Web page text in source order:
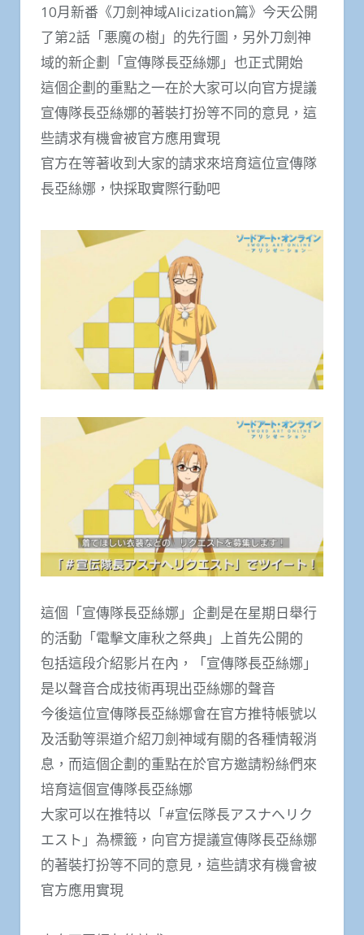
10月新番《刀劍神域Alicization篇》今天公開
了第2話「悪魔の樹」的先行圖，另外刀劍神
域的新企劃「宣傳隊長亞絲娜」也正式開始
這個企劃的重點之一在於大家可以向官方提議
宣傳隊長亞絲娜的著裝打扮等不同的意見，這
些請求有機會被官方應用實現
官方在等著收到大家的請求來培育這位宣傳隊
長亞絲娜，快採取實際行動吧
這個「宣傳隊長亞絲娜」企劃是在星期日舉行
的活動「電擊文庫秋之祭典」上首先公開的
包括這段介紹影片在內，「宣傳隊長亞絲娜」
是以聲音合成技術再現出亞絲娜的聲音
今後這位宣傳隊長亞絲娜會在官方推特帳號以
及活動等渠道介紹刀劍神域有關的各種情報消
息，而這個企劃的重點在於官方邀請粉絲們來
培育這個宣傳隊長亞絲娜
大家可以在推特以「#宣伝隊長アスナへリク
エスト」為標籤，向官方提議宣傳隊長亞絲娜
的著裝打扮等不同的意見，這些請求有機會被
官方應用實現